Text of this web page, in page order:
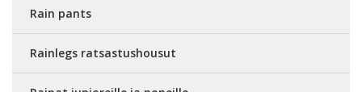
Rain pants
Rainlegs ratsastushousut